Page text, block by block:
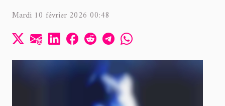
Mardi 10 février 2026 00:48